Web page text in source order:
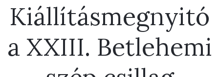
Kiállításmegnyitó
a XXIII. Betlehemi